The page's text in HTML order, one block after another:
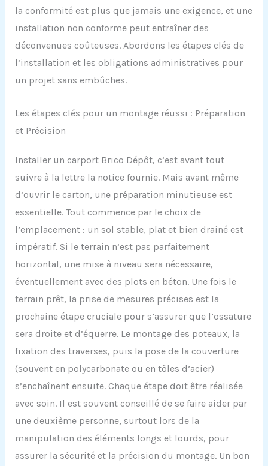
la conformité est plus que jamais une exigence, et une
installation non conforme peut entraîner des
déconvenues coûteuses. Abordons les étapes clés de
l’installation et les obligations administratives pour
un projet sans embûches.
Les étapes clés pour un montage réussi : Préparation
et Précision
Installer un carport Brico Dépôt, c’est avant tout
suivre à la lettre la notice fournie. Mais avant même
d’ouvrir le carton, une préparation minutieuse est
essentielle. Tout commence par le choix de
l’emplacement : un sol stable, plat et bien drainé est
impératif. Si le terrain n’est pas parfaitement
horizontal, une mise à niveau sera nécessaire,
éventuellement avec des plots en béton. Une fois le
terrain prêt, la prise de mesures précises est la
prochaine étape cruciale pour s’assurer que l’ossature
sera droite et d’équerre. Le montage des poteaux, la
fixation des traverses, puis la pose de la couverture
(souvent en polycarbonate ou en tôles d’acier)
s’enchaînent ensuite. Chaque étape doit être réalisée
avec soin. Il est souvent conseillé de se faire aider par
une deuxième personne, surtout lors de la
manipulation des éléments longs et lourds, pour
assurer la sécurité et la précision du montage. Un bon